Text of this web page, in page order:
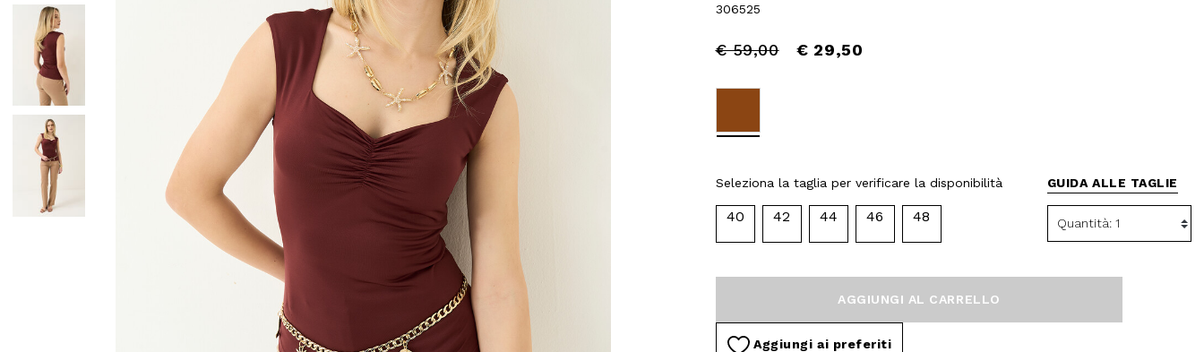
Gonne
Bermuda
Occhiali da Sole
Ombrelli
Gift box
306525
Price
from
€ 59,00to € 29,50
Seleziona la taglia per verificare la disponibilità GUIDA ALLE TAGLIE
40 42 44 46 48
AGGIUNGI AL CARRELLO
Aggiungi ai preferiti